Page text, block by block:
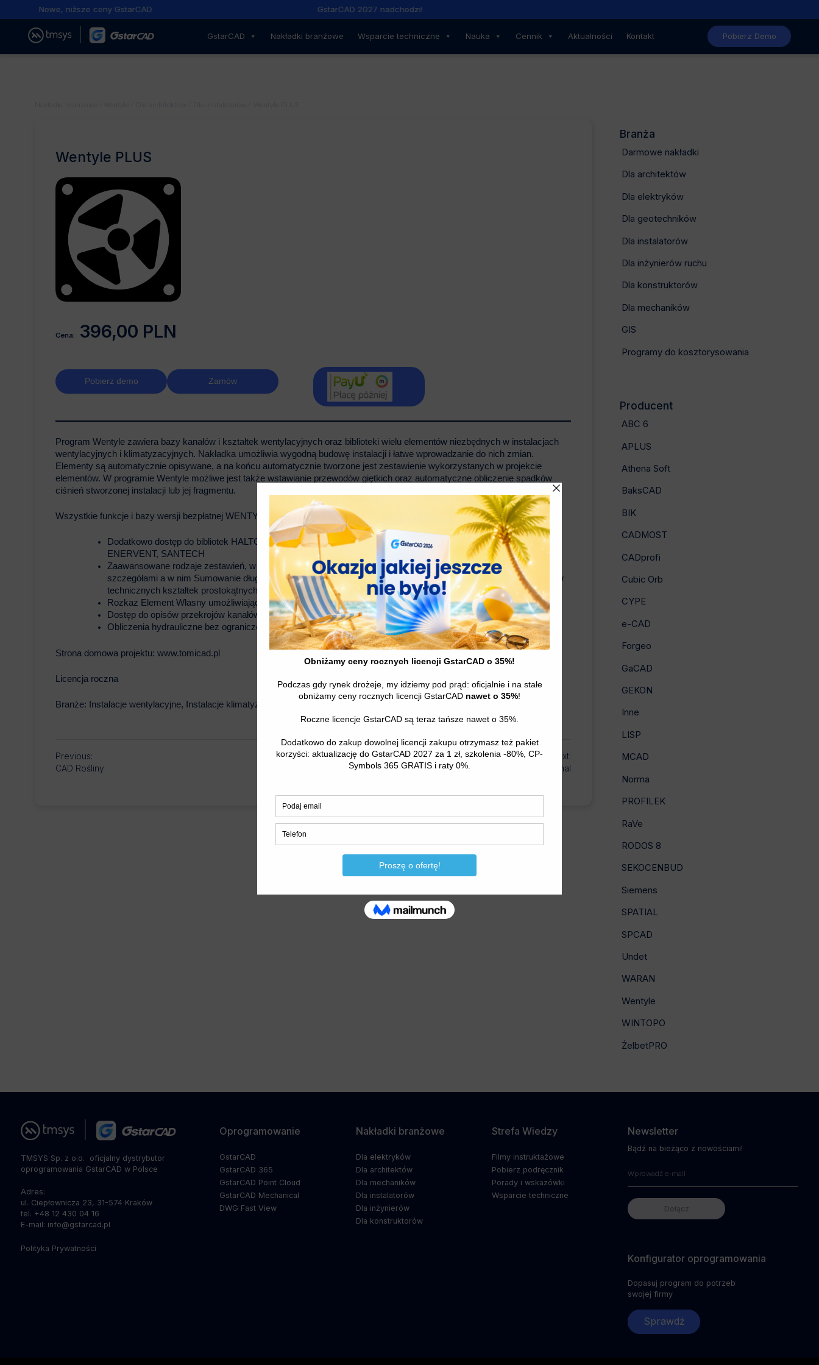
Nowe, niższe ceny GstarCAD GstarCAD 2027 nadchodzi!
GstarCAD Nakładki branżowe Wsparcie techniczne Nauka Cennik Aktualności Kontakt Pobierz Demo
Wentyle PLUS
Cena: 396,00 PLN
Pobierz demo Zamów
Program Wentyle zawiera bazy kanałów i kształtek wentylacyjnych oraz biblioteki wielu elementów niezbędnych w instalacjach
wentylacyjnych i klimatyzacyjnych. Nakładka umożliwia wygodną budowę instalacji i łatwe wprowadzanie do nich zmian.
Elementy są automatycznie opisywane, a na końcu automatycznie tworzone jest zestawienie wykorzystanych w projekcie
elementów. W programie Wentyle możliwe jest także wstawianie przewodów giętkich oraz automatyczne obliczenie spadków
ciśnień stworzonej instalacji lub jej fragmentu.
Wszystkie funkcje i bazy wersji bezpłatnej WENTYLE
Dodatkowo dostęp do bibliotek HALTON, DARCO, DOSPEL, LOXIMIDE, POLSKI KOMFORT, ENSTO-
ENERVENT, SANTECH
Zaawansowane rodzaje zestawień, w tym zestawienie do KNR, zestawienie według producentów, zastawienie ze
szczegółami a w nim Sumowanie długości kanałów oraz Zestawienie w formie małych zwymiarowanych rysunków
technicznych kształtek prostokątnych użytych w projekcie
Rozkaz Element Własny umożliwiający wstawianie do projektu obiektów spoza dostępnych bibliotek
Dostęp do opisów przekrojów kanałów okrągłych i prostokątnych np. 300×400
Obliczenia hydrauliczne bez ograniczenia liczby elementów (wersja bezpłatna do 25)
Strona domowa projektu: www.tomicad.pl
Licencja roczna
Branże: Instalacje wentylacyjne, Instalacje klimatyzacyjne
Previous:
CAD Rośliny
Next:
Spatial Manager Professional
Branża
Darmowe nakładki
Dla architektów
Dla elektryków
Dla geotechników
Dla instalatorów
Dla inżynierów ruchu
Dla konstruktorów
Dla mechaników
GIS
Programy do kosztorysowania
Producent
ABC 6
APLUS
Athena Soft
BaksCAD
BIK
CADMOST
CADprofi
Cubic Orb
CYPE
e-CAD
Forgeo
GaCAD
GEKON
Inne
LISP
MCAD
Norma
PROFILEK
RaVe
RODOS 8
SEKOCENBUD
Siemens
SPATIAL
SPCAD
Undet
WARAN
Wentyle
WINTOPO
ŻelbetPRO
TMSYS Sp. z o.o. ­ oficjalny dystrybutor
oprogramowania GstarCAD w Polsce
Adres:
ul. Ciepłownicza 23, 31-574 Kraków
tel. +48 12 430 04 16
E-mail: info@gstarcad.pl
Polityka Prywatności
Oprogramowanie
GstarCAD
GstarCAD 365
GstarCAD Point Cloud
GstarCAD Mechanical
DWG Fast View
Nakładki branżowe
Dla elektryków
Dla architektów
Dla mechaników
Dla instalatorów
Dla inżynierów
Dla konstruktorów
Strefa Wiedzy
Filmy instruktażowe
Pobierz podręcznik
Porady i wskazówki
Wsparcie techniczne
Newsletter
Bądź na bieżąco z nowościami!
Konfigurator oprogramowania
Dopasuj program do potrzeb
swojej firmy
Sprawdź